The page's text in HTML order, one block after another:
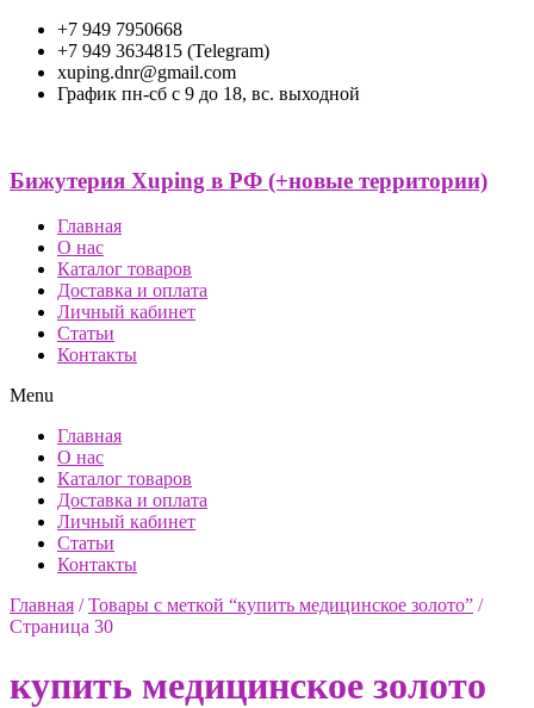
+7 949 7950668
+7 949 3634815 (Telegram)
xuping.dnr@gmail.com
График пн-сб с 9 до 18, вс. выходной
Бижутерия Xuping в РФ (+новые территории)
Главная
О нас
Каталог товаров
Доставка и оплата
Личный кабинет
Статьи
Контакты
Menu
Главная
О нас
Каталог товаров
Доставка и оплата
Личный кабинет
Статьи
Контакты
Главная /Товары с меткой “купить медицинское золото” /
Страница 30
купить медицинское золото